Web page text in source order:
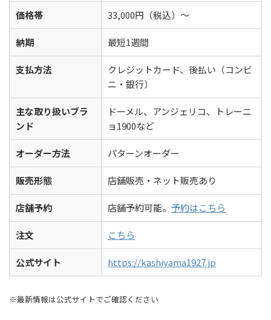
価格帯 33,000円（税込）～
納期 最短1週間
支払方法
クレジットカード、後払い（コンビ
ニ・銀行）
主な取り扱いブラ
ンド
ドーメル、アンジェリコ、トレーニ
ョ1900など
オーダー方法 パターンオーダー
販売形態 店舗販売・ネット販売あり
店舗予約 店舗予約可能。 予約はこちら
注文 こちら
公式サイト https://kashiyama1927.jp
※最新情報は公式サイトでご確認ください